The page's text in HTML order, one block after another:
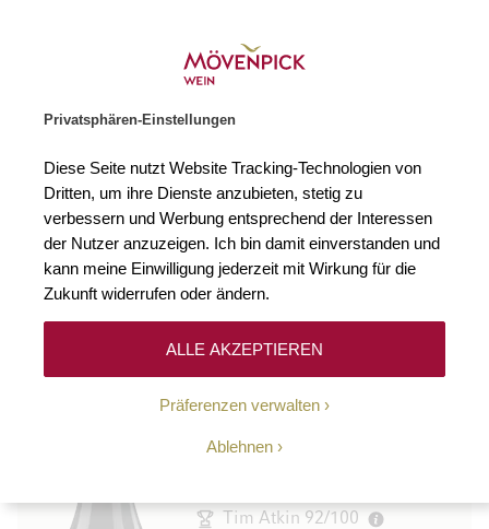
Privatsphären-Einstellungen
Diese Seite nutzt Website Tracking-Technologien von
Dritten, um ihre Dienste anzubieten, stetig zu
verbessern und Werbung entsprechend der Interessen
der Nutzer anzuzeigen. Ich bin damit einverstanden und
kann meine Einwilligung jederzeit mit Wirkung für die
Zukunft widerrufen oder ändern.
Präferenzen verwalten
Ablehnen
ALLE AKZEPTIEREN
El Bierzo 3
14
Bierzo DO
Tim Atkin 92/100